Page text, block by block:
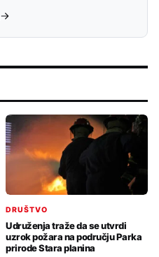
DRUŠTVO
Udruženja traže da se utvrdi
uzrok požara na području Parka
prirode Stara planina